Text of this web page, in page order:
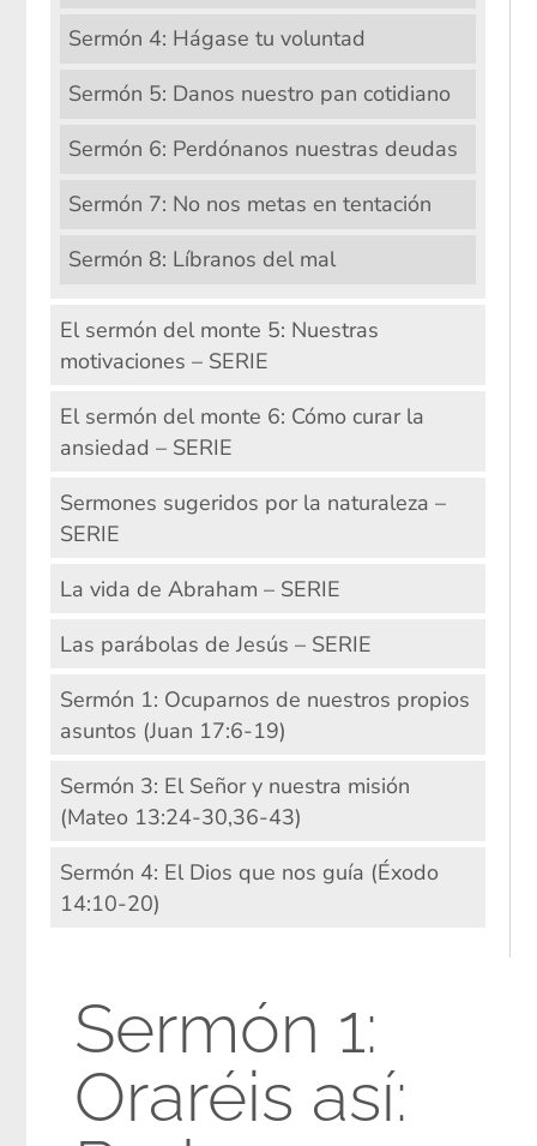
Sermón 4: Hágase tu voluntad
Sermón 5: Danos nuestro pan cotidiano
Sermón 6: Perdónanos nuestras deudas
Sermón 7: No nos metas en tentación
Sermón 8: Líbranos del mal
El sermón del monte 5: Nuestras
motivaciones – SERIE
El sermón del monte 6: Cómo curar la
ansiedad – SERIE
Sermones sugeridos por la naturaleza –
SERIE
La vida de Abraham – SERIE
Las parábolas de Jesús – SERIE
Sermón 1: Ocuparnos de nuestros propios
asuntos (Juan 17:6-19)
Sermón 3: El Señor y nuestra misión
(Mateo 13:24-30,36-43)
Sermón 4: El Dios que nos guía (Éxodo
14:10-20)
Sermón 1:
Oraréis así: